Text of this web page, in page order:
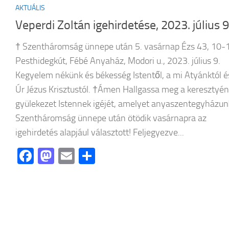
AKTUÁLIS
Veperdi Zoltán igehirdetése, 2023. július
† Szentháromság ünnepe után 5. vasárnap Ézs 43, 10-
Pesthidegkút, Fébé Anyaház, Modori u., 2023. július 9.
Kegyelem nékünk és békesség Istentől, a mi Atyánktól
Úr Jézus Krisztustól. †Ámen Hallgassa meg a keresztyén
gyülekezet Istennek igéjét, amelyet
Szentháromság ünnepe után ötödik vasárnapra az
igehirdetés alapjául választott! Feljegyezve...
Facebook
Mastodon
Email